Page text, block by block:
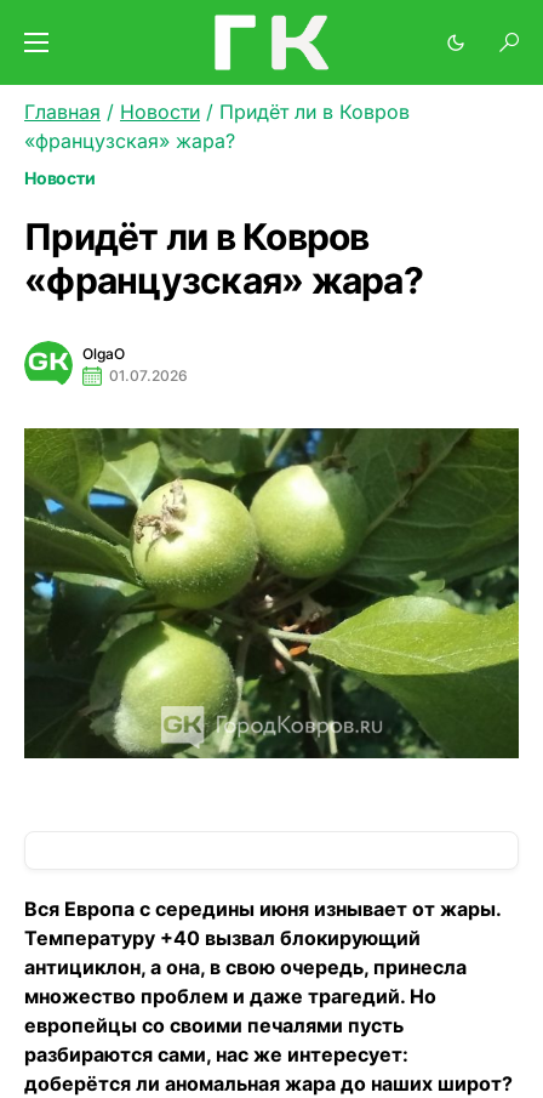
Главная / Новости / Придёт ли в Ковров
«французская» жара?
Новости
Придёт ли в Ковров
«французская» жара?
OlgaO
01.07.2026
Вся Европа с середины июня изнывает от жары.
Температуру +40 вызвал блокирующий
антициклон, а она, в свою очередь, принесла
множество проблем и даже трагедий. Но
европейцы со своими печалями пусть
разбираются сами, нас же интересует:
доберётся ли аномальная жара до наших широт?